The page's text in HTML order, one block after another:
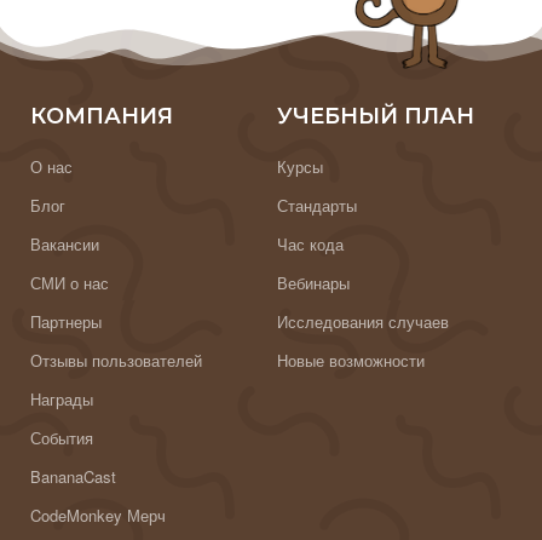
КОМПАНИЯ
О нас
Блог
Вакансии
СМИ о нас
Партнеры
Отзывы пользователей
Награды
События
BananaCast
CodeMonkey Мерч
УЧЕБНЫЙ ПЛАН
Курсы
Стандарты
Час кода
Вебинары
Исследования случаев
Новые возможности